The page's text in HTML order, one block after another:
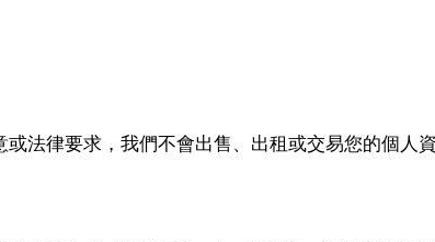
或法律要求，我們不會出售、出租或交易您的個人